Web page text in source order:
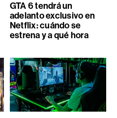
GTA 6 tendrá un
adelanto exclusivo en
Netflix: cuándo se
estrena y a qué hora